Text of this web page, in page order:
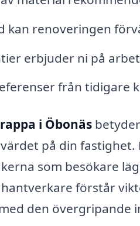
kan renoveringen
erbjuder ni på
från tidigare
i Öbonäs
på din
som besökare
förstår
den övergripande